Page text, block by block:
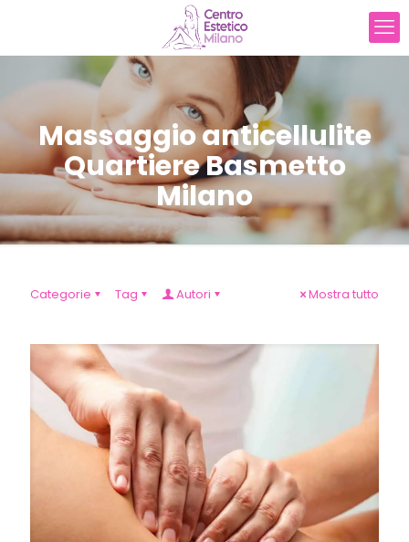
Massaggio anticellulite
Quartiere Basmetto
Milano
Categorie Tag Autori Mostra tutto